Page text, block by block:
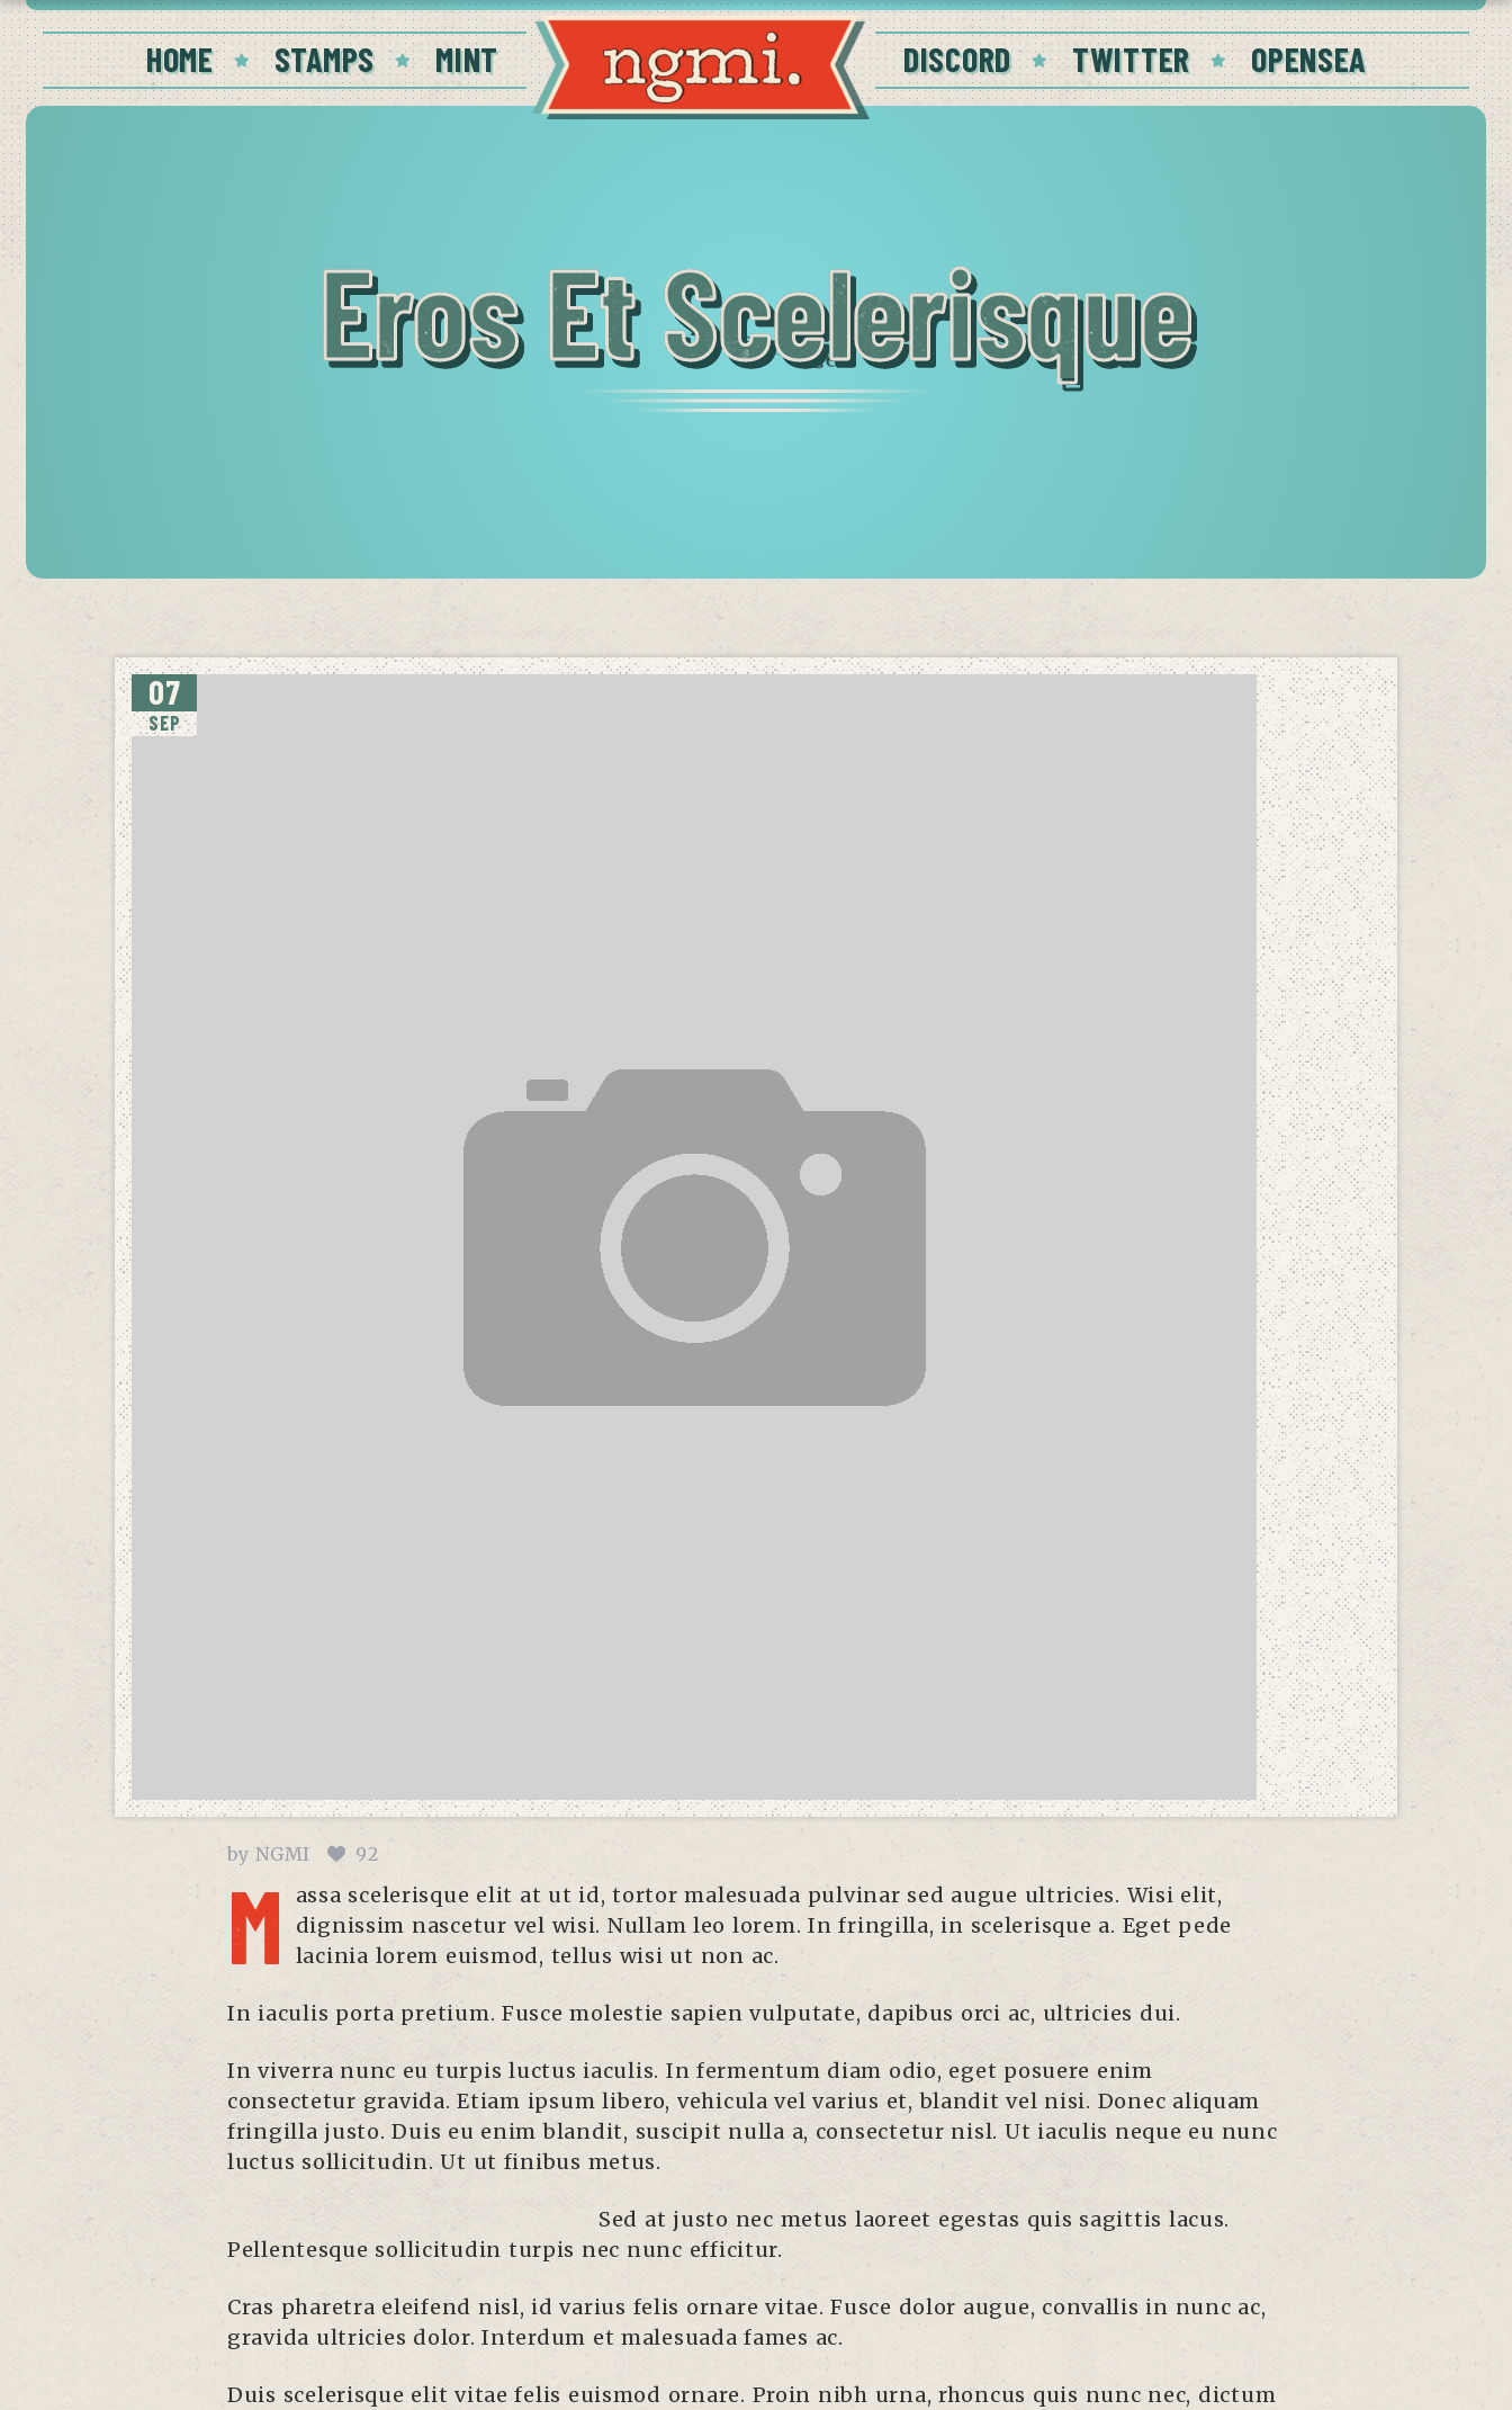
HOME STAMPS MINT DISCORD TWITTER OPENSEA
Eros Et Scelerisque
07
SEP
byNGMI 92
M
assa scelerisque elit at ut id, tortor malesuada pulvinar sed augue ultricies. Wisi elit,
dignissim nascetur vel wisi. Nullam leo lorem. In fringilla, in scelerisque a. Eget pede
lacinia lorem euismod, tellus wisi ut non ac.
In iaculis porta pretium. Fusce molestie sapien vulputate, dapibus orci ac, ultricies dui.
In viverra nunc eu turpis luctus iaculis. In fermentum diam odio, eget posuere enim
consectetur gravida. Etiam ipsum libero, vehicula vel varius et, blandit vel nisi. Donec aliquam
fringilla justo. Duis eu enim blandit, suscipit nulla a, consectetur nisl. Ut iaculis neque eu nunc
luctus sollicitudin. Ut ut finibus metus.
Sed at justo nec metus laoreet egestas quis sagittis lacus.
Pellentesque sollicitudin turpis nec nunc efficitur.
Cras pharetra eleifend nisl, id varius felis ornare vitae. Fusce dolor augue, convallis in nunc ac,
gravida ultricies dolor. Interdum et malesuada fames ac.
Duis scelerisque elit vitae felis euismod ornare. Proin nibh urna, rhoncus quis nunc nec, dictum